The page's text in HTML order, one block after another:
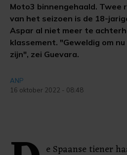
Moto3 binnengehaald. Twee
van het seizoen is de 18-
Aspar al niet meer te
klassement. "Geweldig om
zijn", zei Guevara.
ANP
16 oktober 2022 - 08:48
e Spaanse tiener